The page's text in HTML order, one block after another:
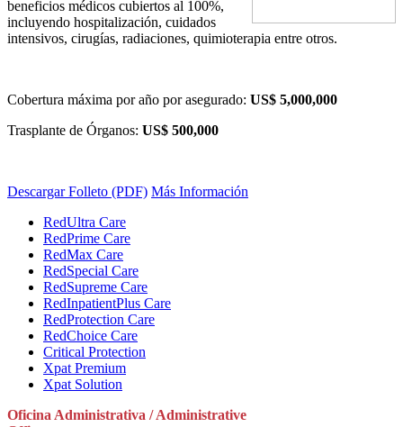
beneficios médicos cubiertos al 100%,
incluyendo hospitalización, cuidados
intensivos, cirugías, radiaciones, quimioterapia entre otros.
Cobertura máxima por año por asegurado: US$ 5,000,000
Trasplante de Órganos: US$ 500,000
Descargar Folleto (PDF) Más Información
RedUltra Care
RedPrime Care
RedMax Care
RedSpecial Care
RedSupreme Care
RedInpatientPlus Care
RedProtection Care
RedChoice Care
Critical Protection
Xpat Premium
Xpat Solution
Oficina Administrativa / Administrative